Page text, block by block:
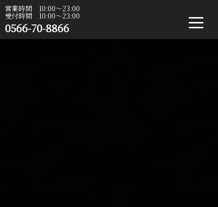
営業時間 10:00〜23:00
受付時間 10:00〜23:00
0566-70-8866